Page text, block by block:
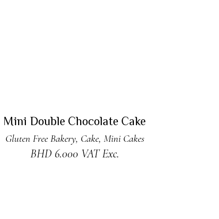
Sold
Mini Double Chocolate Cake
Gluten Free Bakery, Cake, Mini Cakes
BHD 6.000 VAT Exc.